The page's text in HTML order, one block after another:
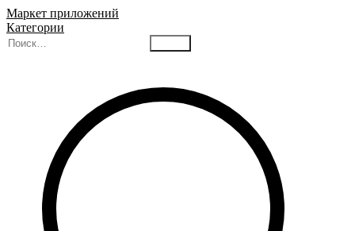
Маркет приложений
Категории